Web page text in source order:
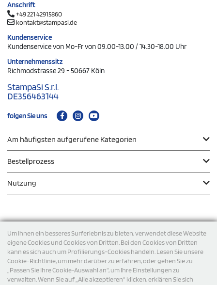
Um Ihnen ein besseres Surferlebnis zu bieten, verwendet diese Website
eigene Cookies und Cookies von Dritten. Bei den Cookies von Dritten
kann es sich auch um Profilierungs-Cookies handeln. Lesen Sie unsere
Cookie-Richtlinie, um mehr darüber zu erfahren, oder gehen Sie zu
„Passen Sie Ihre Cookie-Auswahl an“, um Ihre Einstellungen zu
verwalten. Wenn Sie auf „Alle akzeptieren“ klicken, erklären Sie sich
Anschrift
+49 221 42915860
kontakt@stampasi.de
Kundenservice
Kundenservice von Mo-Fr von 09.00-13.00 / 14.30-18.00 Uhr
Unternehmenssitz
Richmodstrasse 29 - 50667 Köln
StampaSi S.r.l.
DE356463144
folgen Sie uns
Am häufigsten aufgerufene Kategorien
Bestellprozess
Nutzung
Versand